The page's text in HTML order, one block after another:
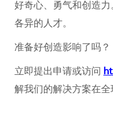
好奇心、勇气和创造
各异的人才。
准备好创造影响了吗？
立即提出申请或访问
解我们的解决方案在全